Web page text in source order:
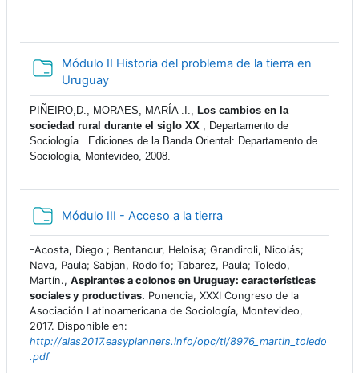
Módulo II Historia del problema de la tierra en
UruguayCarpeta
PIÑEIRO,D., MORAES, MARÍA .I., Los cambios en la
sociedad rural durante el siglo XX , Departamento de
Sociología. Ediciones de la Banda Oriental: Departamento de
Sociología, Montevideo, 2008.
Módulo III - Acceso a la tierraCarpeta
-Acosta, Diego ; Bentancur, Heloisa; Grandiroli, Nicolás;
Nava, Paula; Sabjan, Rodolfo; Tabarez, Paula; Toledo,
Martín., Aspirantes a colonos en Uruguay: características
sociales y productivas. Ponencia, XXXI Congreso de la
Asociación Latinoamericana de Sociología, Montevideo,
2017. Disponible en:
http://alas2017.easyplanners.info/opc/tl/8976_martin_toledo
.pdf